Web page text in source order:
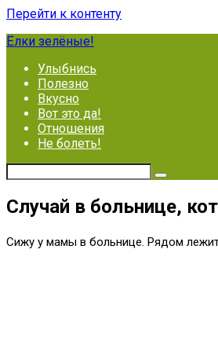
Перейти к контенту
Ёлки зелёные!
Улыбнись
Полезно
Вкусно
Вот это да!
Отношения
Не болеть!
Случай в больнице,
Сижу у мамы в больнице. Рядом лежит